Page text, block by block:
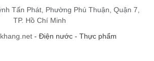
Tấn Phát, Phường Phú Thuận, Quận 7,
TP. Hồ Chí Minh
- Điện nước - Thực phẩm